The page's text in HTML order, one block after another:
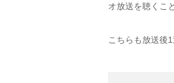
オ放送を聴くこ
こちらも放送後